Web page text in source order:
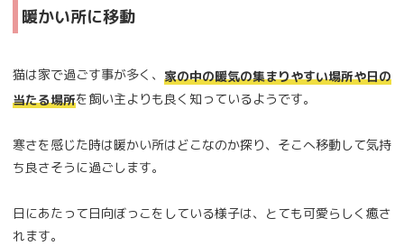
暖かい所に移動
猫は家で過ごす事が多く、 家の中の暖気の集まりやすい場所や日の
当たる場所を飼い主よりも良く知っているようです。
寒さを感じた時は暖かい所はどこなのか探り、そこへ移動して気持
ち良さそうに過ごします。
日にあたって日向ぼっこをしている様子は、とても可愛らしく癒さ
れます。